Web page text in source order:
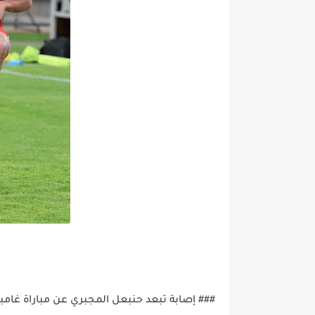
### إصابة تبعد حنبعل المجبري عن مباراة